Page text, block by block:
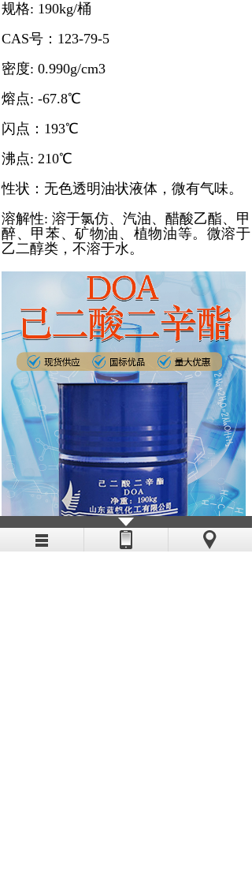
规格: 190kg/桶
CAS号：123-79-5
密度: 0.990g/cm3
熔点: -67.8℃
闪点：193℃
沸点: 210℃
性状：无色透明油状液体，微有气味。
溶解性: 溶于氯仿、汽油、醋酸乙酯、甲
醉、甲苯、矿物油、植物油等。微溶于
乙二醇类，不溶于水。